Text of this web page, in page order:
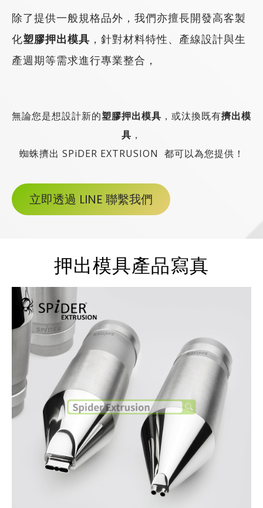
除了提供一般規格品外，我們亦擅長開發高客製
化塑膠押出模具 ，針對材料特性、產線設計與生
產週期等需求進行專業整合，
無論您是想設計新的塑膠押出模具 ，或汰換既有擠出模
具 ，
​蜘蛛擠出 SPiDER EXTRUSION 都可以為您提供！
立即透過 LINE 聯繫我們
押出模具產品寫真